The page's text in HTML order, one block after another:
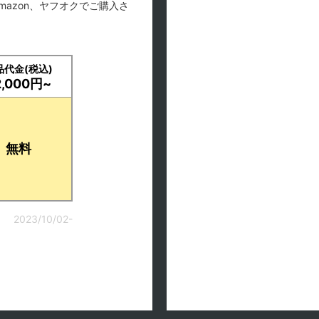
、ヤフオクでご購入さ
代金(税込)
円~
無料
2023/10/02-